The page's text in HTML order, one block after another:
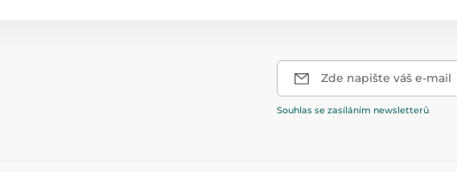
Zde napište váš e-mail
Souhlas se zasíláním newsletterů